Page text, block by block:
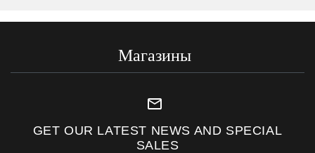
Магазины
mail_outline
GET OUR LATEST NEWS AND SPECIAL
SALES